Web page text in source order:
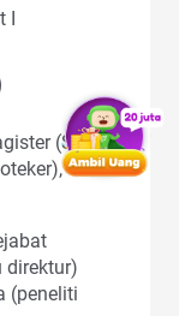
(S2),
direktur)
(peneliti